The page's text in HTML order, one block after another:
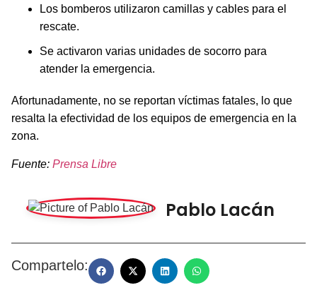
Los bomberos utilizaron camillas y cables para el
rescate.
Se activaron varias unidades de socorro para
atender la emergencia.
Afortunadamente, no se reportan víctimas fatales, lo que
resalta la efectividad de los equipos de emergencia en la
zona.
Fuente: Prensa Libre
Pablo Lacán
Compartelo: